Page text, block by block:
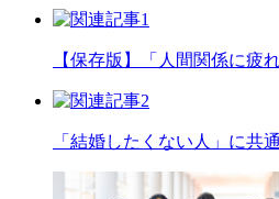
【保存版】「人間関係に
「結婚したくない人」に共